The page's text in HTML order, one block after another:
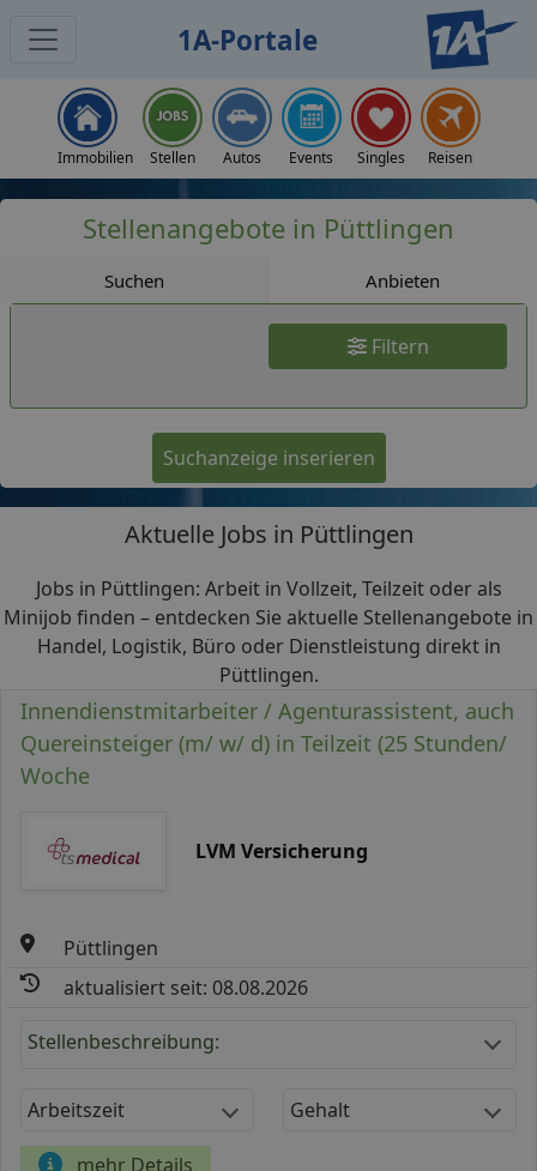
1A-Portale
Immobilien Stellen Autos Events Singles Reisen
Stellenangebote in Püttlingen
Suchen Anbieten
Filtern
Suchanzeige inserieren
Aktuelle Jobs in Püttlingen
Jobs in Püttlingen: Arbeit in Vollzeit, Teilzeit oder als
Minijob finden – entdecken Sie aktuelle Stellenangebote in
Handel, Logistik, Büro oder Dienstleistung direkt in
Püttlingen.
Innendienstmitarbeiter / Agenturassistent, auch
Quereinsteiger (m/ w/ d) in Teilzeit (25 Stunden/
Woche
LVM Versicherung
Püttlingen
aktualisiert seit: 08.08.2026
Stellenbeschreibung:
Arbeitszeit Gehalt
mehr Details